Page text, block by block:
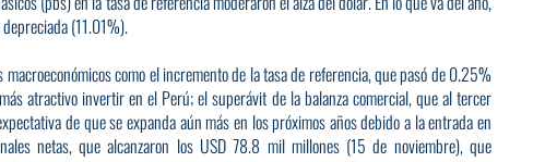
(11.01%).
como el incremento de la tasa de referencia, que pasó de 0.25%
atractivo invertir en el Perú; el superávit de la balanza comercial, que al tercer
de que se expanda aún más en los próximos años debido a la entrada en
netas, que alcanzaron los USD 78.8 mil millones (15 de noviembre), que